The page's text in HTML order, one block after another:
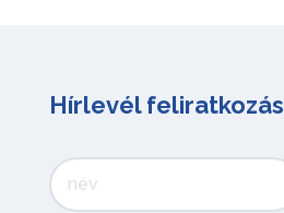
Hírlevél feliratkozás